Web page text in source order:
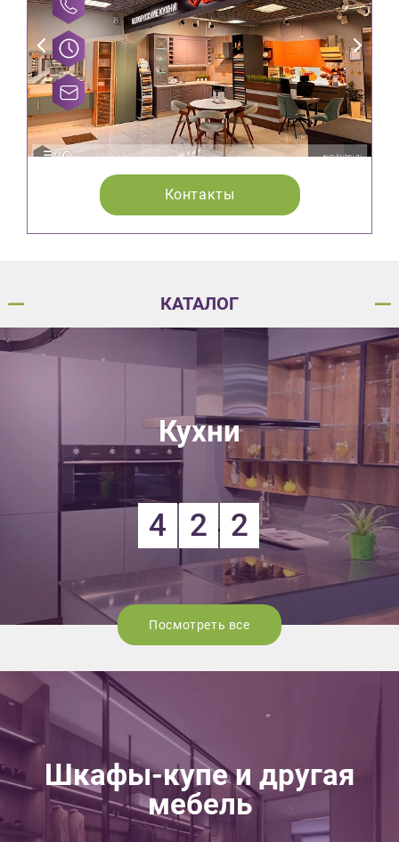
Контакты
КАТАЛОГ
Кухни
4 2 2
Посмотреть все
Шкафы-купе и другая
мебель